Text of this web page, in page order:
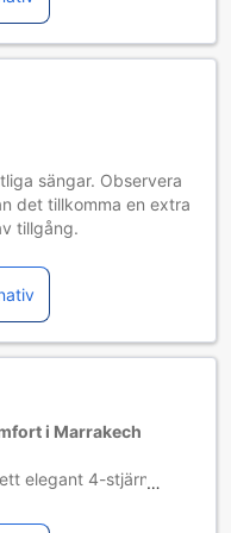
sängar. Observera
det tillkomma en extra
tillgång.
vuxna
rum du väljer. Var
för mer information.
i Marrakech
elegant 4-stjärnigt
erbjuder detta